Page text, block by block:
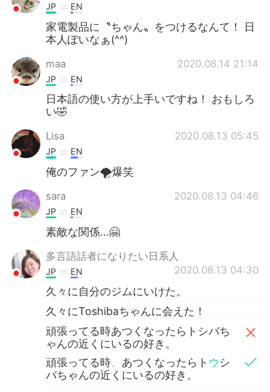
JP EN
家電製品に〝ちゃん〟をつけるなんて！ 日
本人ぽいなぁ(^^)
maa 2020.08.14 21:14
JP EN
日本語の使い方が上手いですね！ おもしろ
い🤣
Lisa 2020.08.13 05:45
JP EN
俺のファン🌪爆笑
sara 2020.08.13 04:46
JP EN
素敵な関係…🤗
多言語話者になりたい日系人
2020.08.13 04:30
JP EN
久々に自分のジムにいけた。
久々にToshibaちゃんに会えた！
頑張ってる時あつくなったらトシバち
ゃんの近くにいるの好き。
頑張ってる時、 あつくなったらト ウシ
バちゃんの近くにいるの好き。